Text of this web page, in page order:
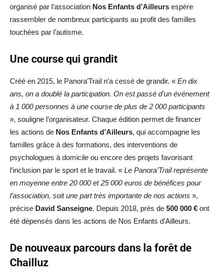
organisé par l’association Nos Enfants d’Ailleurs espère
rassembler de nombreux participants au profit des familles
touchées par l’autisme.
Une course qui grandit
Créé en 2015, le Panora’Trail n’a cessé de grandir. « En dix
ans, on a doublé la participation. On est passé d’un événement
à 1 000 personnes à une course de plus de 2 000 participants
», souligne l’organisateur. Chaque édition permet de financer
les actions de Nos Enfants d’Ailleurs, qui accompagne les
familles grâce à des formations, des interventions de
psychologues à domicile ou encore des projets favorisant
l’inclusion par le sport et le travail. « Le Panora’Trail représente
en moyenne entre 20 000 et 25 000 euros de bénéfices pour
l’association, soit une part très importante de nos actions »,
précise David Sanseigne. Depuis 2018, près de 500 000 € ont
été dépensés dans les actions de Nos Enfants d’Ailleurs.
De nouveaux parcours dans la forêt de
Chailluz